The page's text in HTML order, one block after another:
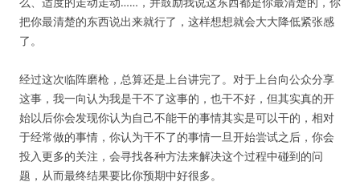
把你最清楚的东西说出来就行了，这样想想就会大大降低紧张感
了。
经过这次临阵磨枪，总算还是上台讲完了。对于上台向公众分享
这事，我一向认为我是干不了这事的，也干不好，但其实真的开
始以后你会发现你认为自己不能干的事情其实是可以干的，相对
于经常做的事情，你认为干不了的事情一旦开始尝试之后，你会
投入更多的关注，会寻找各种方法来解决这个过程中碰到的问
题，从而最终结果要比你预期中好很多。